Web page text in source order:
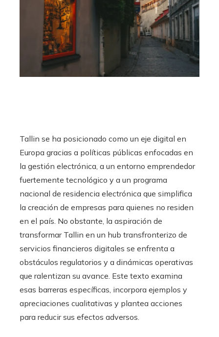
Tallin se ha posicionado como un eje digital en
Europa gracias a políticas públicas enfocadas en
la gestión electrónica, a un entorno emprendedor
fuertemente tecnológico y a un programa
nacional de residencia electrónica que simplifica
la creación de empresas para quienes no residen
en el país. No obstante, la aspiración de
transformar Tallin en un hub transfronterizo de
servicios financieros digitales se enfrenta a
obstáculos regulatorios y a dinámicas operativas
que ralentizan su avance. Este texto examina
esas barreras específicas, incorpora ejemplos y
apreciaciones cualitativas y plantea acciones
para reducir sus efectos adversos.